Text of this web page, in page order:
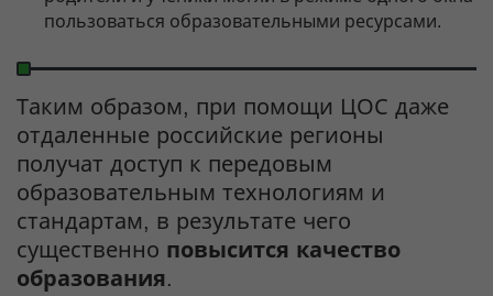
пользоваться образовательными ресурсами.
Таким образом, при помощи ЦОС даже
отдаленные российские регионы
получат доступ к передовым
образовательным технологиям и
стандартам, в результате чего
существенно повысится качество
образования.